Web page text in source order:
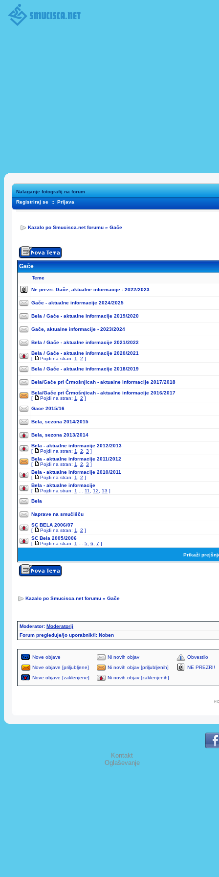
Nalaganje fotografij na forum
Registriraj se :: Prijava
Kazalo po Smucisca.net forumu » Gače
Gače
Teme
Ne prezri: Gače, aktualne informacije - 2022/2023
Gače - aktualne informacije 2024/2025
Bela / Gače - aktualne informacije 2019/2020
Gače, aktualne informacije - 2023/2024
Bela / Gače - aktualne informacije 2021/2022
Bela / Gače - aktualne informacije 2020/2021
[
Pojdi na stran: 1 2 ]
Bela / Gače - aktualne informacije 2018/2019
Bela/Gače pri Črmošnjicah - aktualne informacije 2017/2018
Bela/Gače pri Črmošnjicah - aktualne informacije 2016/2017
[
Pojdi na stran: 1 2 ]
Gace 2015/16
Bela, sezona 2014/2015
Bela, sezona 2013/2014
Bela - aktualne informacije 2012/2013
[
Pojdi na stran: 1 2 3 ]
Bela - aktualne informacije 2011/2012
[
Pojdi na stran: 1 2 3 ]
Bela - aktualne informacije 2010/2011
[
Pojdi na stran: 1 2 ]
Bela - aktualne informacije
[
Pojdi na stran: 1 11 12 13 ]
Bela
Naprave na smučišču
SC BELA 2006/07
[
Pojdi na stran: 1 2 ]
SC Bela 2005/2006
[
Pojdi na stran: 1 5 6 7 ]
Prikaži
Kazalo po Smucisca.net forumu » Gače
Moderator: Moderatorji
Forum pregleduje/jo uporabnik/i: Noben
Nove objave Ni novih objav
Obvestilo
Nove objave [priljubljene]
Ni novih objav [priljubljenih]
NE PREZRI!
Nove objave [zaklenjene]
Ni novih objav [zaklenjenih]
©
Kontakt
Oglaševanje